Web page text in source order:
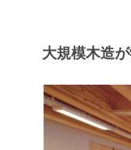
大規模木造